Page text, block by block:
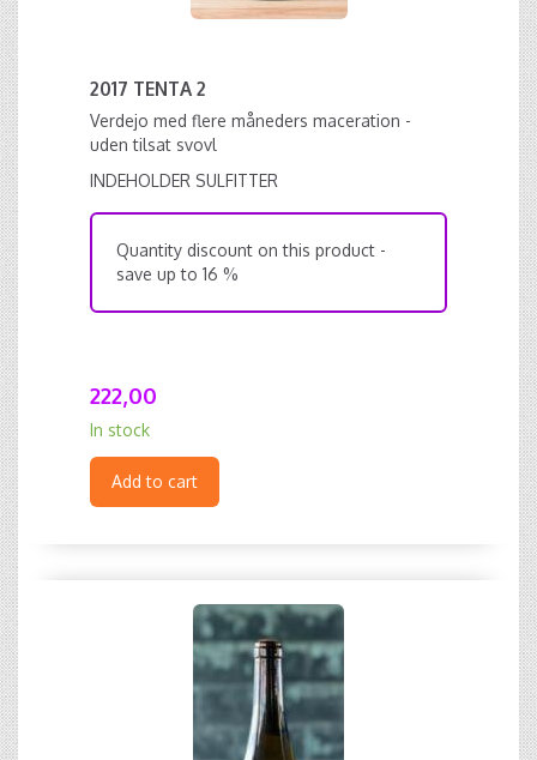
2017 TENTA 2
Verdejo med flere måneders maceration -
uden tilsat svovl
INDEHOLDER SULFITTER
Quantity discount on this product -
save up to 16 %
222,00
In stock
Add to cart